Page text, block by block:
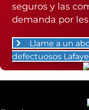
seguros y las
demanda por
Llame a un
defectuosos